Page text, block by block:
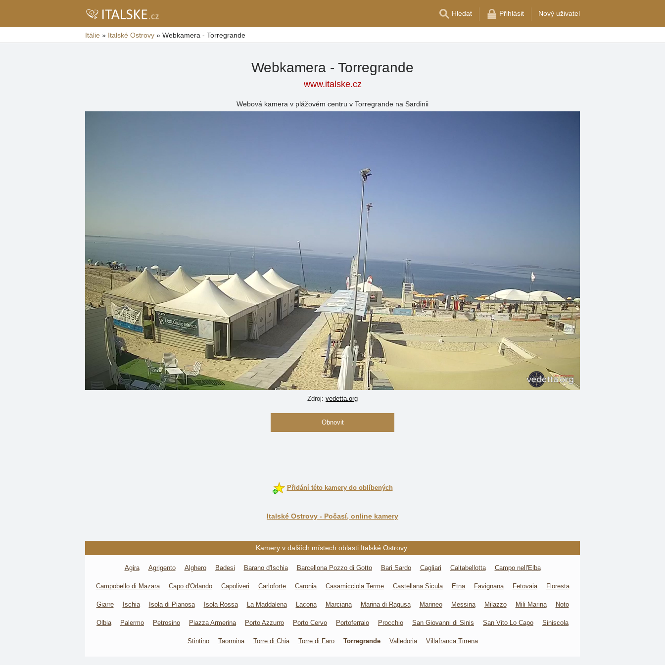
Hledat Přihlásit Nový uživatel
Itálie » Italské Ostrovy » Webkamera - Torregrande
Webkamera - Torregrande
www.italske.cz
Webová kamera v plážovém centru v Torregrande na Sardinii
Zdroj: vedetta.org
Obnovit
Přidání této kamery do oblíbených
Italské Ostrovy - Počasí, online kamery
Kamery v dalších místech oblasti Italské Ostrovy:
Agira Agrigento Alghero Badesi Barano d'Ischia Barcellona Pozzo di Gotto Bari Sardo Cagliari Caltabellotta Campo nell'Elba
Campobello di Mazara Capo d'Orlando Capoliveri Carloforte Caronia Casamicciola Terme Castellana Sicula Etna Favignana Fetovaia Floresta
Giarre Ischia Isola di Pianosa Isola Rossa La Maddalena Lacona Marciana Marina di Ragusa Marineo Messina Milazzo Mili Marina Noto
Olbia Palermo Petrosino Piazza Armerina Porto Azzurro Porto Cervo Portoferraio Procchio San Giovanni di Sinis San Vito Lo Capo Siniscola
Stintino Taormina Torre di Chia Torre di Faro Torregrande Valledoria Villafranca Tirrena